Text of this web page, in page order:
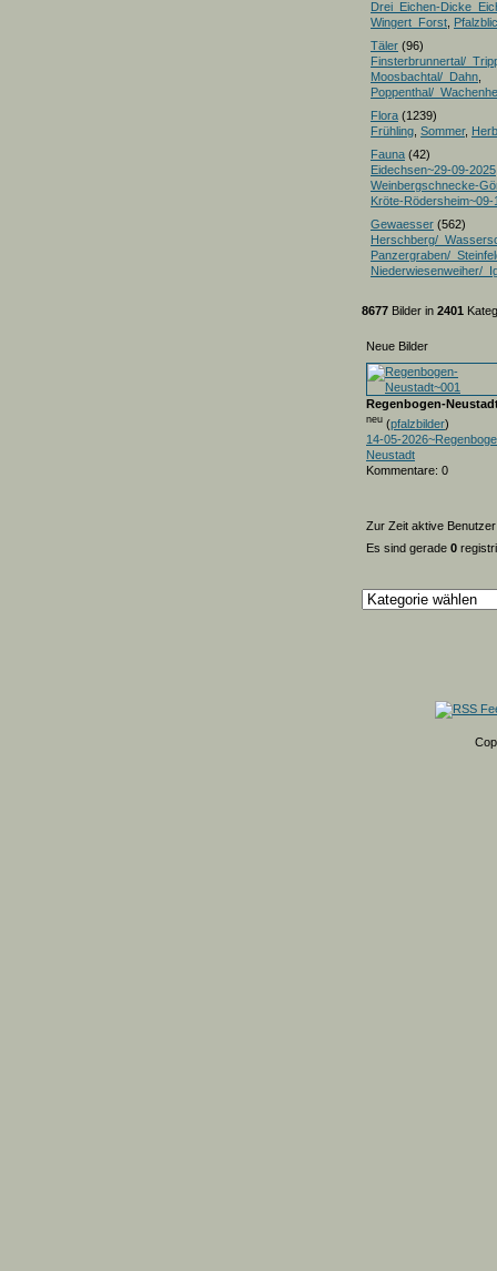
Drei_Eichen-
Wingert_Forst
Täler (96)
Finsterbrunnertal/
Moosbachtal/_Dahn
Poppenthal/
Flora (1239)
Frühling Sommer,
Fauna (42)
Eidechsen~29-09-2025
Weinbergschnecke-
Kröte-Rödersheim~09-
Gewaesser (562)
Herschberg/
Panzergraben/
Niederwiesenweiher/
8677 Bilder in 2401
Neue Bilder
Regenbogen-
neu (pfalzbilder)
14-05-
Neustadt
Kommentare: 0
Zur Zeit aktive
Es sind gerade 0